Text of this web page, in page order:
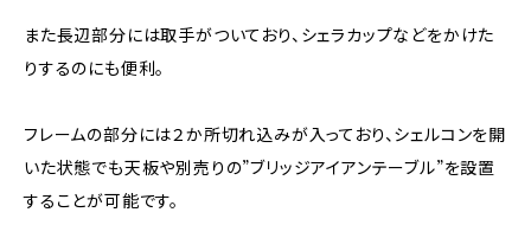
また長辺部分には取手がついており、シェラカップなどをかけた
りするのにも便利。
フレームの部分には２か所切れ込みが入っており、シェルコンを開
いた状態でも天板や別売りの”ブリッジアイアンテーブル”を設置
することが可能です。